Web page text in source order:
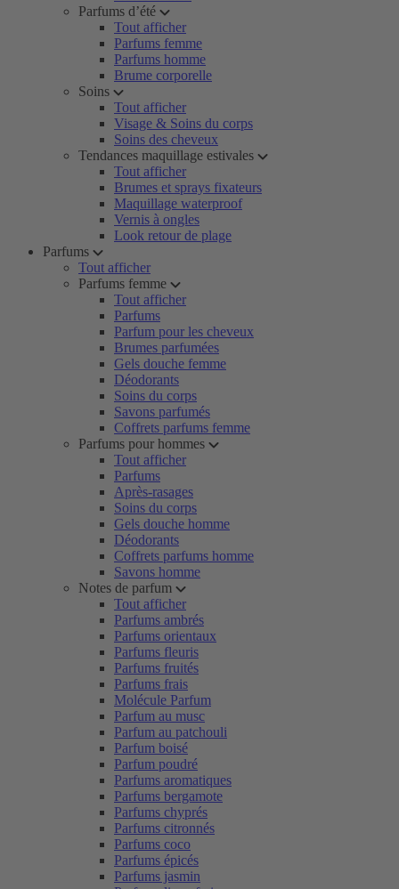
Parfums d’été
Tout afficher
Parfums femme
Parfums homme
Brume corporelle
Soins
Tout afficher
Visage & Soins du corps
Soins des cheveux
Tendances maquillage estivales
Tout afficher
Brumes et sprays fixateurs
Maquillage waterproof
Vernis à ongles
Look retour de plage
Parfums
Tout afficher
Parfums femme
Tout afficher
Parfums
Parfum pour les cheveux
Brumes parfumées
Gels douche femme
Déodorants
Soins du corps
Savons parfumés
Coffrets parfums femme
Parfums pour hommes
Tout afficher
Parfums
Après-rasages
Soins du corps
Gels douche homme
Déodorants
Coffrets parfums homme
Savons homme
Notes de parfum
Tout afficher
Parfums ambrés
Parfums orientaux
Parfums fleuris
Parfums fruités
Parfums frais
Molécule Parfum
Parfum au musc
Parfum au patchouli
Parfum boisé
Parfum poudré
Parfums aromatiques
Parfums bergamote
Parfums chyprés
Parfums citronnés
Parfums coco
Parfums épicés
Parfums jasmin